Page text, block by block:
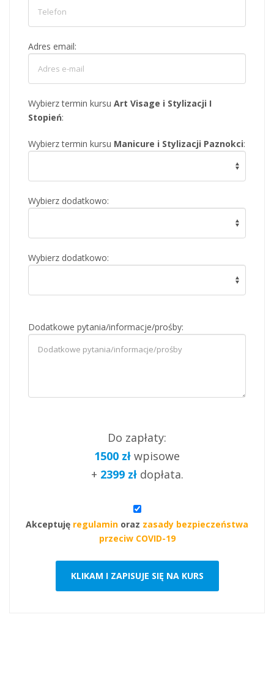
Adres email:
Wybierz termin kursu Art Visage i Stylizacji I
Stopień:
Wybierz termin kursu Manicure i Stylizacji Paznokci:
Wybierz dodatkowo:
Wybierz dodatkowo:
Dodatkowe pytania/informacje/prośby:
Do zapłaty:
1500 zł wpisowe
+ 2399 złdopłata.
Akceptuję regulamin oraz zasady bezpieczeństwa
przeciw COVID-19